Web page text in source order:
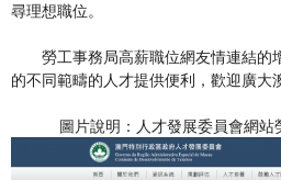
尋理想職位。
勞工事務局高薪職位網友情連結的
的不同範疇的人才提供便利，歡迎廣大
圖片說明：人才發展委員會網